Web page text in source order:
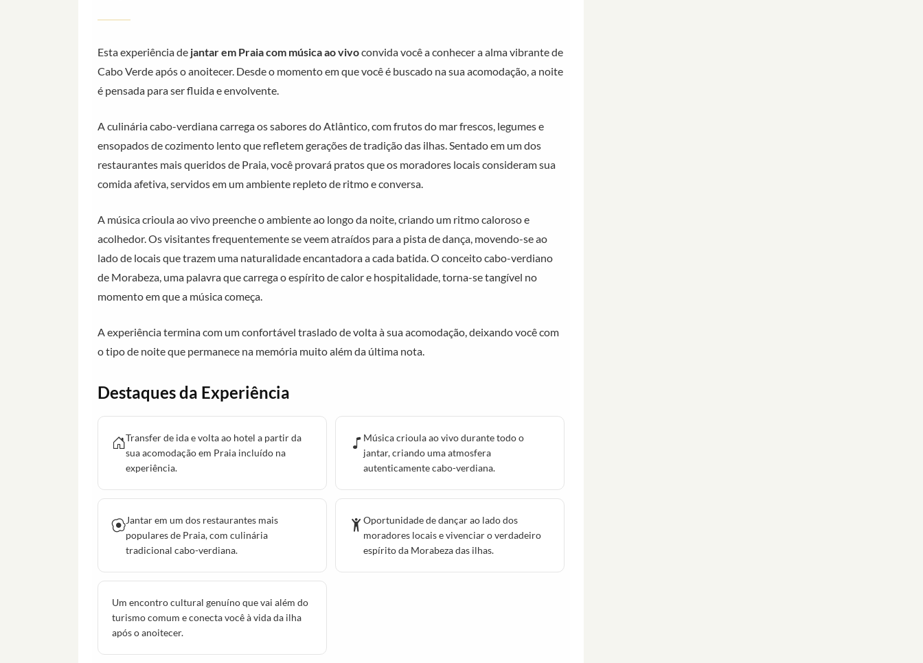
Esta experiência de jantar em Praia com música ao vivoconvida você a conhecer a alma vibrante de
Cabo Verde após o anoitecer. Desde o momento em que você é buscado na sua acomodação, a noite
é pensada para ser fluida e envolvente.
A culinária cabo-verdiana carrega os sabores do Atlântico, com frutos do mar frescos, legumes e
ensopados de cozimento lento que refletem gerações de tradição das ilhas. Sentado em um dos
restaurantes mais queridos de Praia, você provará pratos que os moradores locais consideram sua
comida afetiva, servidos em um ambiente repleto de ritmo e conversa.
A música crioula ao vivo preenche o ambiente ao longo da noite, criando um ritmo caloroso e
acolhedor. Os visitantes frequentemente se veem atraídos para a pista de dança, movendo-se ao
lado de locais que trazem uma naturalidade encantadora a cada batida. O conceito cabo-verdiano
de Morabeza, uma palavra que carrega o espírito de calor e hospitalidade, torna-se tangível no
momento em que a música começa.
A experiência termina com um confortável traslado de volta à sua acomodação, deixando você com
o tipo de noite que permanece na memória muito além da última nota.
Destaques da Experiência
Transfer de ida e volta ao hotel a partir da
sua acomodação em Praia incluído na
experiência.
Música crioula ao vivo durante todo o
jantar, criando uma atmosfera
autenticamente cabo-verdiana.
Jantar em um dos restaurantes mais
populares de Praia, com culinária
tradicional cabo-verdiana.
Oportunidade de dançar ao lado dos
moradores locais e vivenciar o verdadeiro
espírito da Morabeza das ilhas.
Um encontro cultural genuíno que vai além do
turismo comum e conecta você à vida da ilha
após o anoitecer.